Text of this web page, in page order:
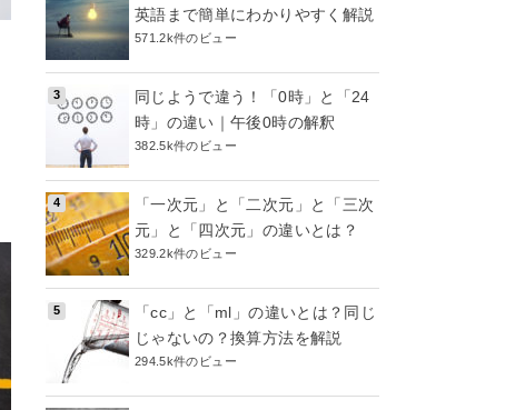
英語まで簡単にわかりやすく解説
571.2k件のビュー
同じようで違う！「0時」と「24
時」の違い｜午後0時の解釈
382.5k件のビュー
「一次元」と「二次元」と「三次
元」と「四次元」の違いとは？
329.2k件のビュー
「cc」と「ml」の違いとは？同じ
じゃないの？換算方法を解説
294.5k件のビュー